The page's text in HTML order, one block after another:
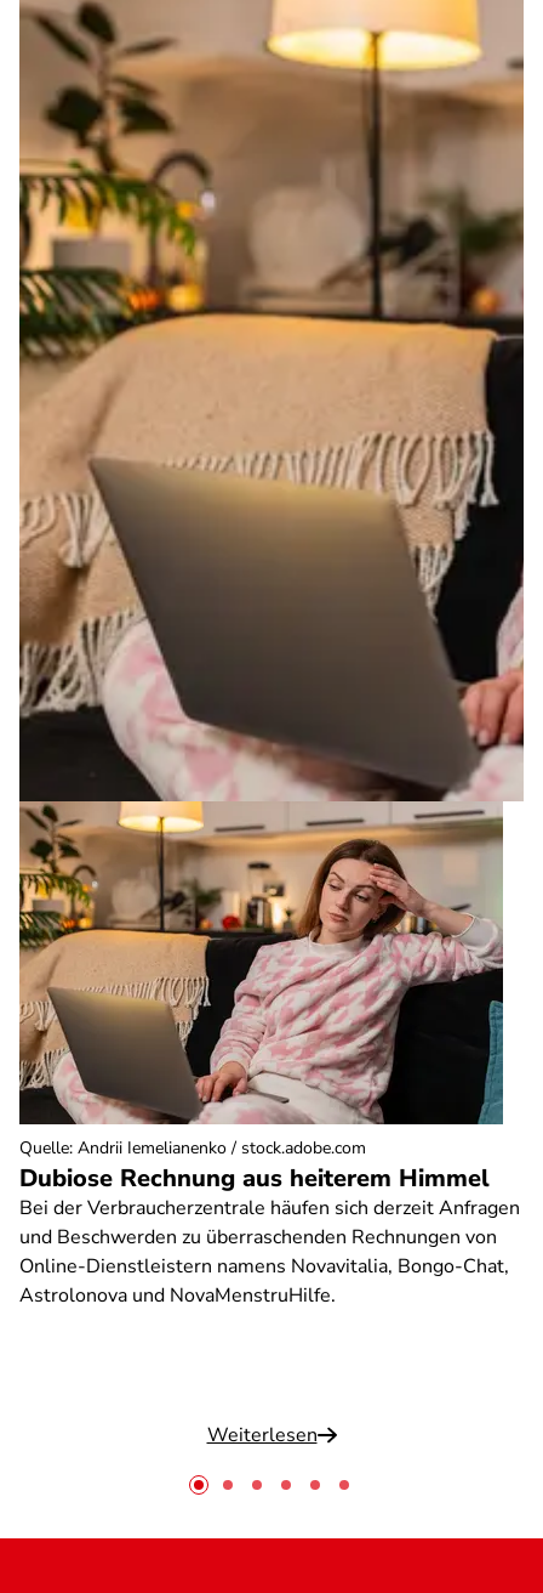
Dubiose Rechnung aus heiterem Himmel
Bei der Verbraucherzentrale häufen sich derzeit Anfragen
und Beschwerden zu überraschenden Rechnungen von
Online-Dienstleistern namens Novavitalia, Bongo-Chat,
Astrolonova und NovaMenstruHilfe.
Weiterlesen
Quelle: Andrii Iemelianenko / stock.adobe.com